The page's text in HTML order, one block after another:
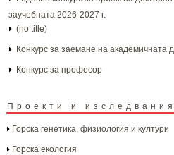
заучебната 2026-2027 г.
(no title)
Конкурс за заемане на академичната
Конкурс за професор
Проекти и изследвания
Горска генетика, физиология и култури
Горска екология